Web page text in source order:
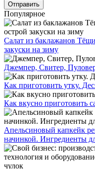
Популярное
Салат из баклажанов
закуски на зиму
Джемпер, Свитер,
Как приготовить утку.
Как вкусно приготовить
Апельсиновый капкейк
начинкой. Ингредиенты